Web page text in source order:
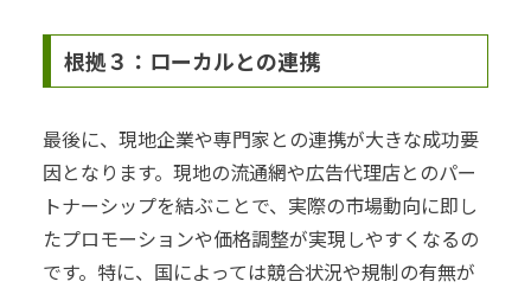
根拠３：ローカルとの連携
最後に、現地企業や専門家との連携が大きな成功要
因となります。現地の流通網や広告代理店とのパー
トナーシップを結ぶことで、実際の市場動向に即し
たプロモーションや価格調整が実現しやすくなるの
です。特に、国によっては競合状況や規制の有無が